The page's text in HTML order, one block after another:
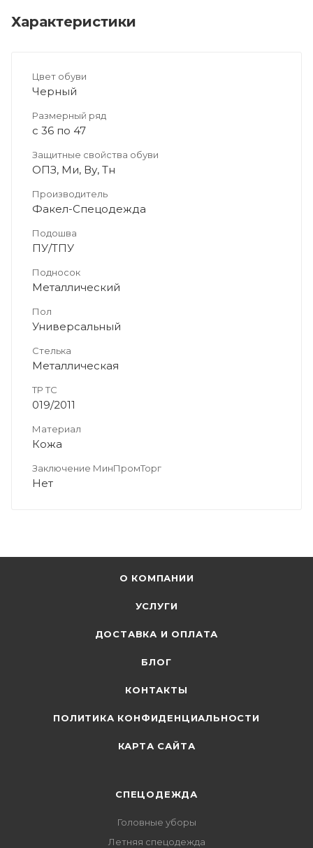
Характеристики
Цвет обуви
Черный
Размерный ряд
с 36 по 47
Защитные свойства обуви
ОПЗ, Ми, Ву, Тн
Производитель
Факел-Спецодежда
Подошва
ПУ/ТПУ
Подносок
Металлический
Пол
Универсальный
Стелька
Металлическая
ТР ТС
019/2011
Материал
Кожа
Заключение МинПромТорг
Нет
О КОМПАНИИ
УСЛУГИ
ДОСТАВКА И ОПЛАТА
БЛОГ
КОНТАКТЫ
ПОЛИТИКА КОНФИДЕНЦИАЛЬНОСТИ
КАРТА САЙТА
СПЕЦОДЕЖДА
Головные уборы
Летняя спецодежда